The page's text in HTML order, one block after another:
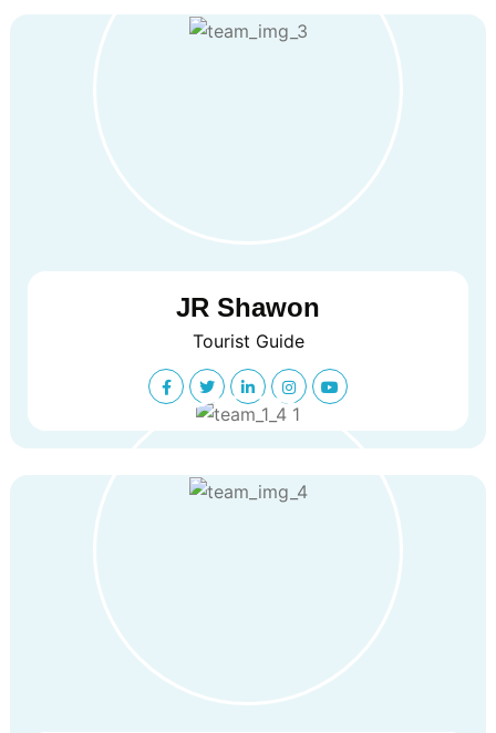
JR Shawon
Tourist Guide